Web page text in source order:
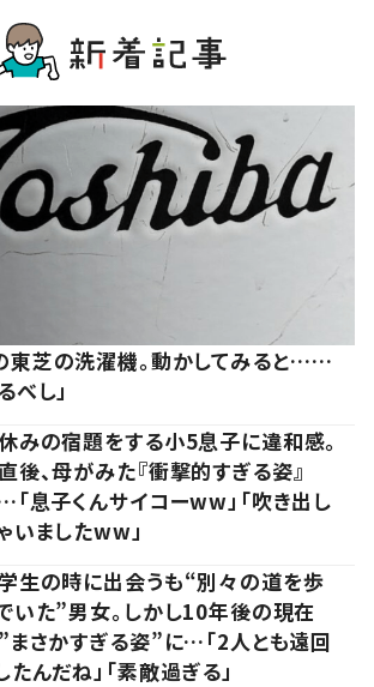
東芝の洗濯機。動かしてみると……
べし」
みの宿題をする小5息子に違和感。
後、母がみた『衝撃的すぎる姿』
「息子くんサイコーww」「吹き出し
いましたww」
生の時に出会うも“別々の道を歩
いた”男女。しかし10年後の現在
さかすぎる姿”に…「2人とも遠回
たんだね」「素敵過ぎる」